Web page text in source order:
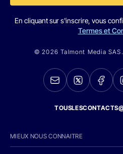
En cliquant sur s'inscrire, vous
Termes et
© 2026 Talmont Media
MIEUX NOUS CONNAITRE